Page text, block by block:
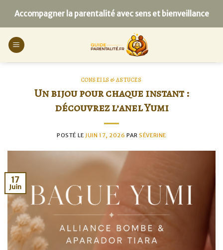
content
Accompagner la parentalité avec sens et bienveillance
CONSEILS & ASTUCES
Un bijou pour chaque instant :
découvrez l’anel Yumi
POSTÉ LE JUIN 17, 2026 PARSÉVERINE
17
Juin